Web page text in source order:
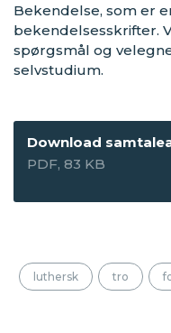
Bekendelse, som er
bekendelsesskrifter.
spørgsmål og
selvstudium.
Download
PDF, 83 KB
luthersk tro